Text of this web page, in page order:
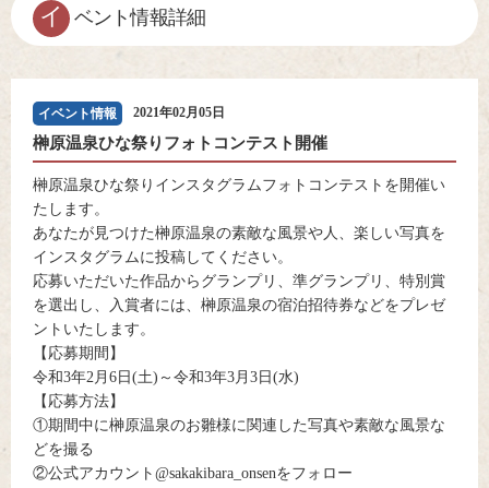
イ ベント情報詳細
イベント情報 2021年02月05日
榊原温泉ひな祭りフォトコンテスト開催
榊原温泉ひな祭りインスタグラムフォトコンテストを開催い
たします。
あなたが見つけた榊原温泉の素敵な風景や人、楽しい写真を
インスタグラムに投稿してください。
応募いただいた作品からグランプリ、準グランプリ、特別賞
を選出し、入賞者には、榊原温泉の宿泊招待券などをプレゼ
ントいたします。
【応募期間】
令和3年2月6日(土)～令和3年3月3日(水)
【応募方法】
①期間中に榊原温泉のお雛様に関連した写真や素敵な風景な
どを撮る
②公式アカウント@sakakibara_onsenをフォロー